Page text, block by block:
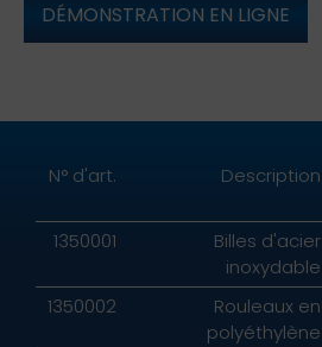
DÉMONSTRATION EN LIGNE
N° d'art. Description
1350001
Billes d'acier
inoxydable
1350002
Rouleaux en
polyéthylène